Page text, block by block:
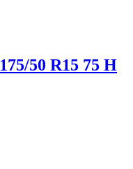
175/50 R15 75 H